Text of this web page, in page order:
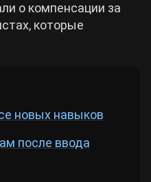
о компенсации за
которые
новых навыков
после ввода